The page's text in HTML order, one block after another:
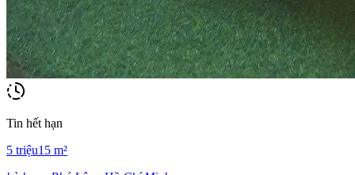
Tin hết hạn
5 triệu15 m²